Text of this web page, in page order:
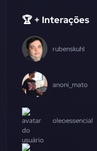
🏆 + Interações
rubenskuhl
anoni_mato
oleoessencial